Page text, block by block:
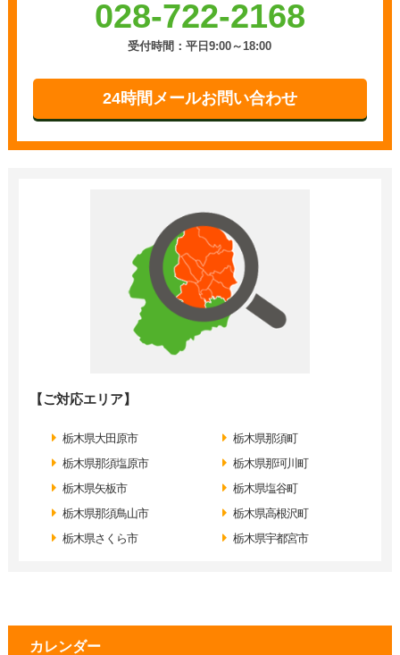
028-722-2168
受付時間：平日9:00～18:00
24時間メールお問い合わせ
【ご対応エリア】
栃木県大田原市
栃木県那須塩原市
栃木県矢板市
栃木県那須鳥山市
栃木県さくら市
栃木県那須町
栃木県那珂川町
栃木県塩谷町
栃木県高根沢町
栃木県宇都宮市
カレンダー